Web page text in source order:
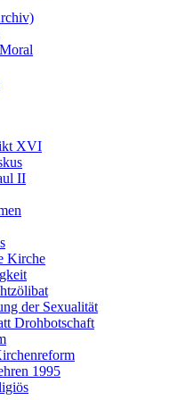
XVI
II
Kirche
der Sexualität
Drohbotschaft
1995